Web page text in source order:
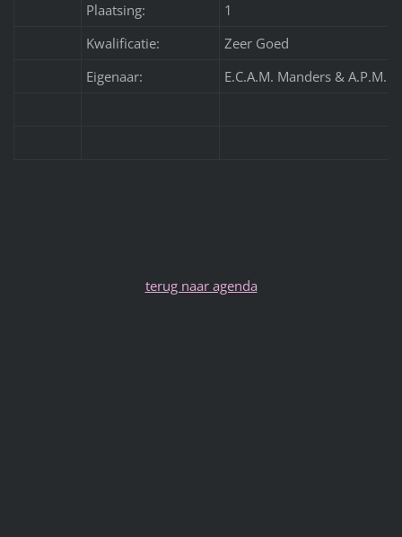
Plaatsing:
1
Kwalificatie:
Zeer Goed
Eigenaar:
E.C.A.M. Manders & A.P.M.
terug naar agenda